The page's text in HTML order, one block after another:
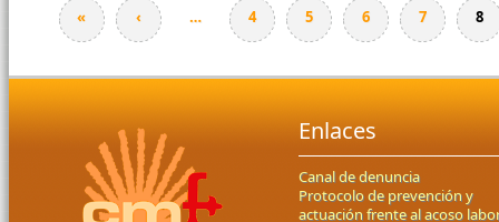
Páginas
« ‹ … 4 5 6 7 8
Enlaces
Canal de denuncia
Protocolo de prevención y
actuación frente al acoso